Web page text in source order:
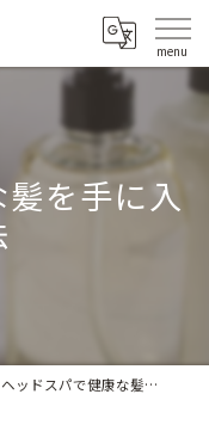
を手に入
ヘッドスパで健康な髪を手に入れる方法